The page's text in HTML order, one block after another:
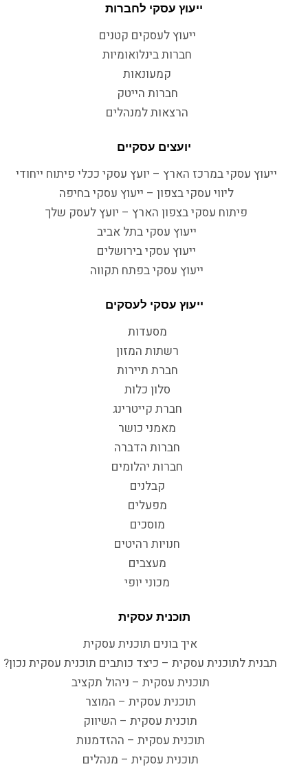
ייעוץ עסקי לחברות
ייעוץ לעסקים קטנים
חברות בינלואומיות
קמעונאות
חברות הייטק
הרצאות למנהלים
יועצים עסקיים
ייעוץ עסקי במרכז הארץ – יועץ עסקי ככלי פיתוח ייחודי
ליווי עסקי בצפון – ייעוץ עסקי בחיפה
פיתוח עסקי בצפון הארץ – יועץ לעסק שלך
ייעוץ עסקי בתל אביב
ייעוץ עסקי בירושלים
ייעוץ עסקי בפתח תקווה
ייעוץ עסקי לעסקים
מסעדות
רשתות המזון
חברת תיירות
סלון כלות
חברת קייטרינג
מאמני כושר
חברות הדברה
חברות יהלומים
קבלנים
מפעלים
מוסכים
חנויות רהיטים
מעצבים
מכוני יופי
תוכנית עסקית
איך בונים תוכנית עסקית
תבנית לתוכנית עסקית – כיצד כותבים תוכנית עסקית נכון?
תוכנית עסקית – ניהול תקציב
תוכנית עסקית – המוצר
תוכנית עסקית – השיווק
תוכנית עסקית – ההזדמנות
תוכנית עסקית – מנהלים